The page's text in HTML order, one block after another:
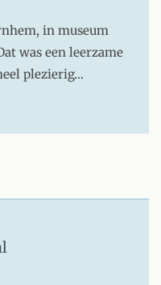
in museum
was een leerzame
plezierig…